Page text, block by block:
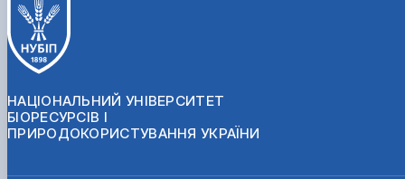
НАЦІОНАЛЬНИЙ УНІВЕРСИТЕТ
БІОРЕСУРСІВ І
ПРИРОДОКОРИСТУВАННЯ УКРАЇНИ